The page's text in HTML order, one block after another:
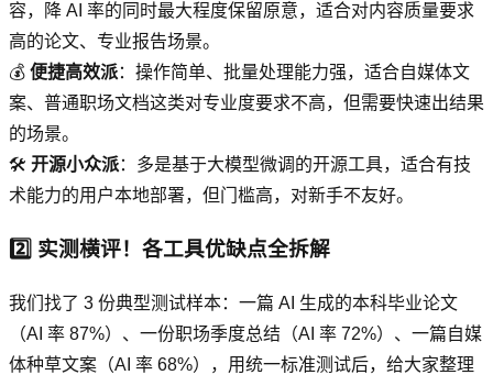
容，降 AI 率的同时最大程度保留原意，适合对内容质量要求
高的论文、专业报告场景。
💰 便捷高效派：操作简单、批量处理能力强，适合自媒体文
案、普通职场文档这类对专业度要求不高，但需要快速出结果
的场景。
🛠️ 开源小众派：多是基于大模型微调的开源工具，适合有技
术能力的用户本地部署，但门槛高，对新手不友好。
2️⃣ 实测横评！各工具优缺点全拆解
我们找了 3 份典型测试样本：一篇 AI 生成的本科毕业论文
（AI 率 87%）、一份职场季度总结（AI 率 72%）、一篇自媒
体种草文案（AI 率 68%），用统一标准测试后，给大家整理